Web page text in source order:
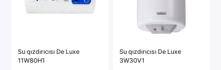
Su qızdırıcısı De Luxe
11W80H1
Su qızdırıcısı De Luxe
3W30V1